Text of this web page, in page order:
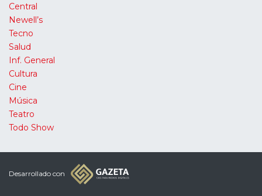
Central
Newell’s
Tecno
Salud
Inf. General
Cultura
Cine
Música
Teatro
Todo Show
Desarrollado con